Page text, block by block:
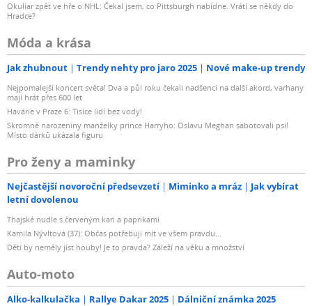
Okuliar zpět ve hře o NHL: Čekal jsem, co Pittsburgh nabídne. Vrátí se někdy do
Hradce?
Móda a krása
Jak zhubnout Trendy nehty pro jaro 2025 Nové make-up trendy
Nejpomalejší koncert světa! Dva a půl roku čekali nadšenci na další akord, varhany
mají hrát přes 600 let
Havárie v Praze 6: Tisíce lidí bez vody!
Skromné narozeniny manželky prince Harryho: Oslavu Meghan sabotovali psi!
Místo dárků ukázala figuru
Pro ženy a maminky
Nejčastější novoroční předsevzetí Miminko a mráz
Jak vybírat
letní dovolenou
Thajské nudle s červeným kari a paprikami
Kamila Nývltová (37): Občas potřebuji mít ve všem pravdu...
Děti by neměly jíst houby! Je to pravda? Záleží na věku a množství
Auto-moto
Alko-kalkulačka Rallye Dakar 2025 Dálniční známka 2025